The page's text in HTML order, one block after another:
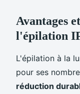
Avantages
l'épilation
L'épilation à la
pour ses
réduction